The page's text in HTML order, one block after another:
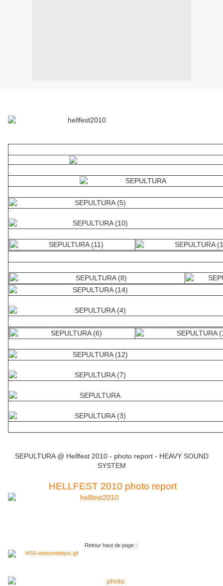
SEPULTURA @ Hellfest 2010 - photo report - HEAVY SOUND
SYSTEM
HELLFEST 2010 photo report
Retour haut de page :